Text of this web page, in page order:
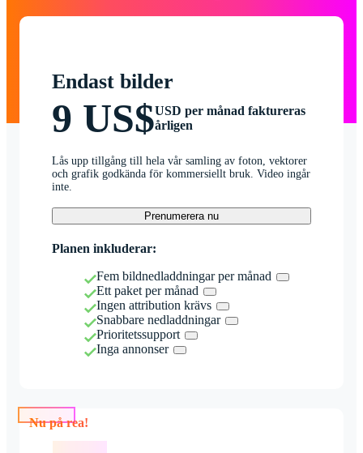
Endast bilder
9 US$USD per månad faktureras
årligen
Lås upp tillgång till hela vår samling av foton, vektorer
och grafik godkända för kommersiellt bruk. Video ingår
inte.
Prenumerera nu
Planen inkluderar:
Fem bildnedladdningar per månad
Ett paket per månad
Ingen attribution krävs
Snabbare nedladdningar
Prioritetssupport
Inga annonser
Nu på rea!